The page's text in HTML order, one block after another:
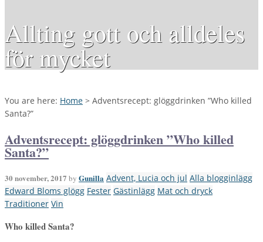
Allting gott och alldeles
för mycket
You are here: Home > Adventsrecept: glöggdrinken ”Who killed
Santa?”
Adventsrecept: glöggdrinken ”Who killed
Santa?”
30 november, 2017 by Gunilla Advent, Lucia och jul Alla blogginlägg
Edward Bloms glögg Fester Gästinlägg Mat och dryck
Traditioner Vin
Who killed Santa?